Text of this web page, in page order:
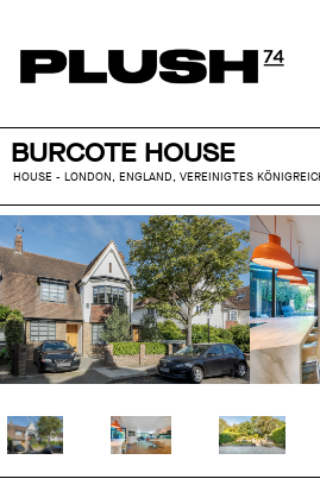
BURCOTE HOUSE
HOUSE - LONDON, ENGLAND, VEREINIGTES